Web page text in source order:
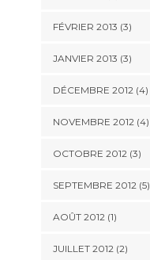
FÉVRIER 2013 (3)
JANVIER 2013 (3)
DÉCEMBRE 2012(4)
NOVEMBRE 2012(4)
OCTOBRE 2012(3)
SEPTEMBRE 2012(5)
AOÛT 2012(1)
JUILLET 2012(2)